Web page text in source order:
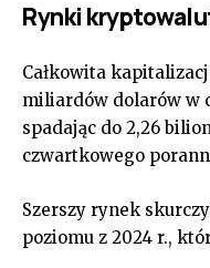
Rynki
Całkowita
miliardów dolarów w
spadając do 2,26
czwartkowego
Szerszy rynek
poziomu z 2024 r.,